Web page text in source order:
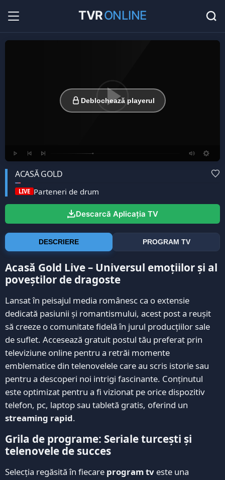
TVRONLINE 36
Deblochează playerul
ACASĂ GOLD
LIVE Parteneri de drum
Descarcă Aplicația TV
DESCRIERE PROGRAM TV
Acasă Gold Live – Universul emoțiilor și al
poveștilor de dragoste
Lansat în peisajul media românesc ca o extensie
dedicată pasiunii și romantismului, acest post a reușit
să creeze o comunitate fidelă în jurul producțiilor sale
de suflet. Accesează gratuit postul tău preferat prin
televiziune online pentru a retrăi momente
emblematice din telenovelele care au scris istorie sau
pentru a descoperi noi intrigi fascinante. Conținutul
este optimizat pentru a fi vizionat pe orice dispozitiv
telefon, pc, laptop sau tabletă gratis, oferind un
streaming rapid.
Grila de programe: Seriale turcești și
telenovele de succes
Selecția regăsită în fiecare program tv este una